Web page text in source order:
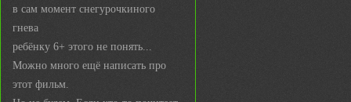
в сам момент снегурочкиного
гнева
ребёнку 6+ этого не понять...
Можно много ещё написать про
этот фильм.